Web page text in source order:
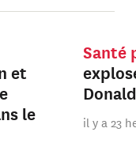
et
le
Santé
il y a 23